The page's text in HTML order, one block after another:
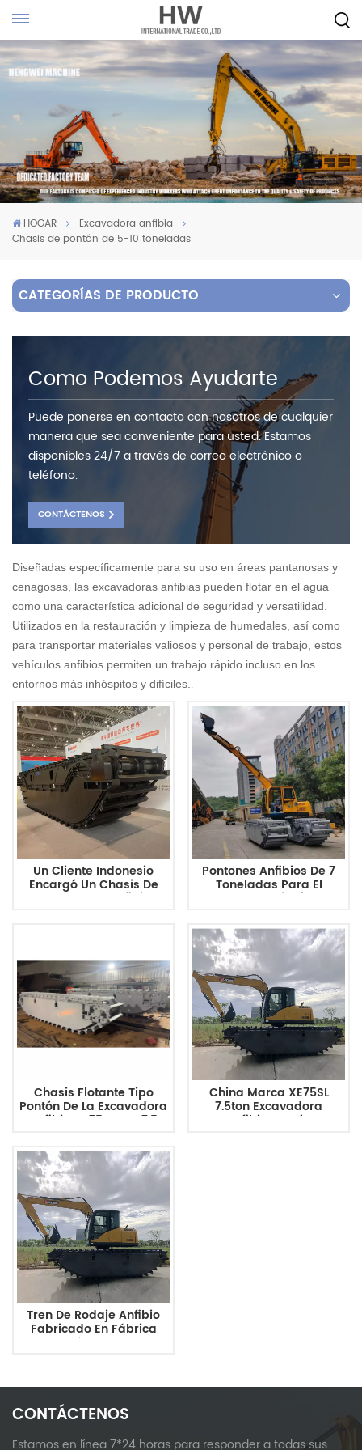
HOGAR
Excavadora anfibia
Chasis de pontón de 5-10 toneladas
CATEGORÍAS DE PRODUCTO
Como Podemos Ayudarte
Puede ponerse en contacto con nosotros de cualquier
manera que sea conveniente para usted. Estamos
disponibles 24/7 a través de correo electrónico o
teléfono.
CONTÁCTENOS
Diseñadas específicamente para su uso en áreas pantanosas y
cenagosas, las excavadoras anfibias pueden flotar en el agua
como una característica adicional de seguridad y versatilidad.
Utilizados en la restauración y limpieza de humedales, así como
para transportar materiales valiosos y personal de trabajo, estos
vehículos anfibios permiten un trabajo rápido incluso en los
entornos más inhóspitos y difíciles. .
Un Cliente Indonesio
Encargó Un Chasis De
Excavadora Anfibia
Pontones Anfibios De 7
Toneladas Para El
Dragado Del Río Jingong
Chasis Flotante Tipo
Pontón De La Excavadora
Anfibia XE75GA De 7,5
China Marca XE75SL
7.5ton Excavadora
Anfibia Pontón
Tren De Rodaje Anfibio
Fabricado En Fábrica
Con Pontón Lateral Para
CONTÁCTENOS
Estamos en línea 7*24 horas para responder a todas sus